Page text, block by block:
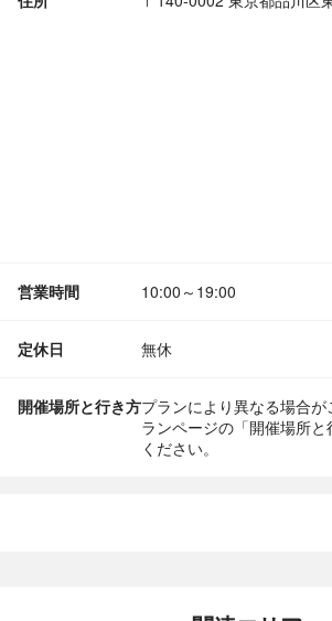
営業時間 10:00～19:00
定休日 無休
開催場所と行き方プランにより異なる場合
ランページの「開催場所
ください。